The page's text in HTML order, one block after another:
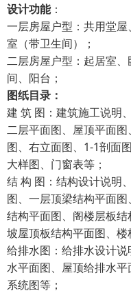
设计功能：
一层房屋户型：共用堂
室（带卫生间）；
二层房屋户型：起居室
间、阳台；
图纸目录：
建 筑 图：建筑施工说明
二层平面图、屋顶平面
图、右立面图、1-1剖面
大样图、门窗表等；
结 构 图：结构设计说明
图、一层顶梁结构平面
结构平面图、阁楼层板结
坡屋顶板结构平面图、楼
给排水图：给排水设计
水平面图、屋顶给排水
系统图等；